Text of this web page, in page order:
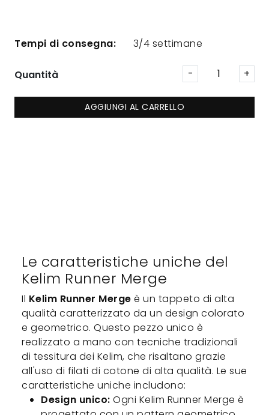
Le caratteristiche uniche del
Kelim Runner Merge
Il Kelim Runner Merge è un tappeto di alta
qualità caratterizzato da un design colorato
e geometrico. Questo pezzo unico è
realizzato a mano con tecniche tradizionali
di tessitura dei Kelim, che risaltano grazie
all'uso di filati di cotone di alta qualità. Le sue
caratteristiche uniche includono:
Design unico: Ogni Kelim Runner Merge è
Tempi di consegna: 3/4 settimane
Quantità
AGGIUNGI AL CARRELLO